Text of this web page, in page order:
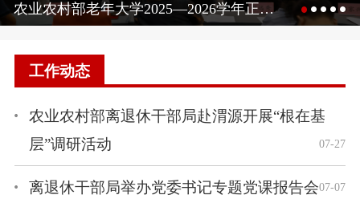
农业农村部老年大学2025—2026学年正式开班
工作动态
农业农村部离退休干部局赴渭源开展“根在基
层”调研活动
07-27
离退休干部局举办党委书记专题党课报告会07-07